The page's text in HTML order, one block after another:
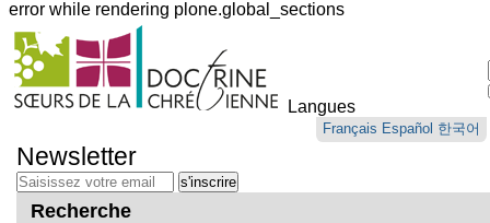
error while rendering plone.global_sections
Outils
personnels
Langues
Français Español 한국어
au
contenu.
Aller
Newsletter
Recherche